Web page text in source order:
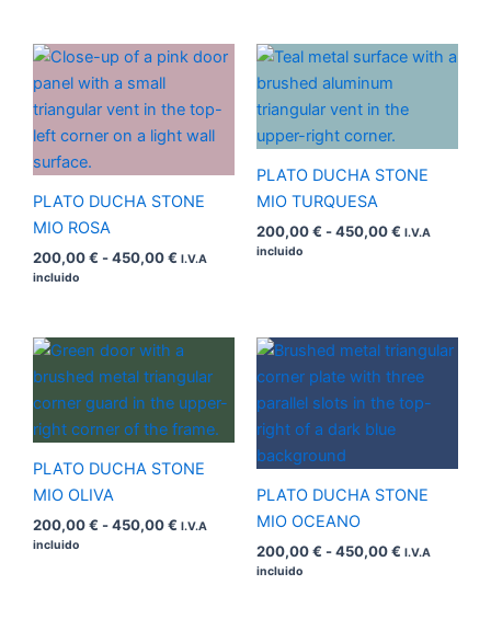
PLATO DUCHA STONE
MIO ROSA
200,00€ -450,00€
Rango
desde
200,00 €
hasta
I.V.A
incluido
PLATO DUCHA STONE
MIO TURQUESA
200,00€ -450,00€
Rango
desde
hasta
I.V.A
incluido
PLATO DUCHA STONE
MIO OLIVA
200,00€ -450,00€
Rango
precios:
desde
200,00 €
hasta
I.V.A
incluido
PLATO DUCHA STONE
MIO OCEANO
200,00€ -450,00€
Rango
precios:
desde
I.V.A
incluido